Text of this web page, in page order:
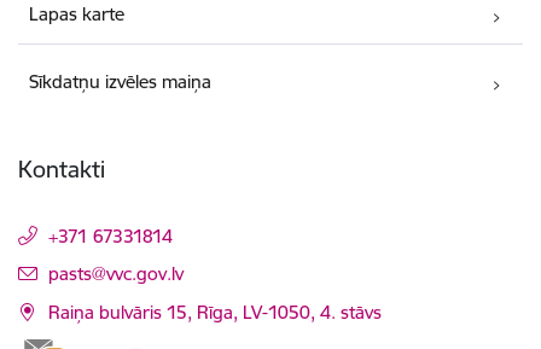
Lapas karte
Sīkdatņu izvēles maiņa
Kontakti
+371 67331814
E-pasts:
pasts@vvc.gov.lv
Raiņa bulvāris 15, Rīga, LV-1050, 4. stāvs